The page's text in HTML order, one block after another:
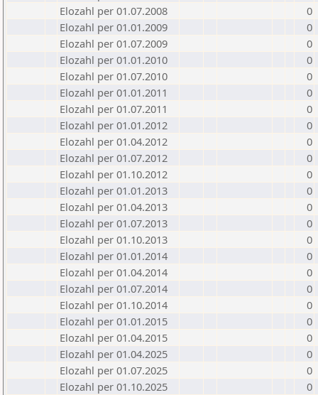
Elozahl per 01.07.2008
0
Elozahl per 01.01.2009
0
Elozahl per 01.07.2009
0
Elozahl per 01.01.2010
0
Elozahl per 01.07.2010
0
Elozahl per 01.01.2011
0
Elozahl per 01.07.2011
0
Elozahl per 01.01.2012
0
Elozahl per 01.04.2012
0
Elozahl per 01.07.2012
0
Elozahl per 01.10.2012
0
Elozahl per 01.01.2013
0
Elozahl per 01.04.2013
0
Elozahl per 01.07.2013
0
Elozahl per 01.10.2013
0
Elozahl per 01.01.2014
0
Elozahl per 01.04.2014
0
Elozahl per 01.07.2014
0
Elozahl per 01.10.2014
0
Elozahl per 01.01.2015
0
Elozahl per 01.04.2015
0
Elozahl per 01.04.2025
0
Elozahl per 01.07.2025
0
Elozahl per 01.10.2025
0